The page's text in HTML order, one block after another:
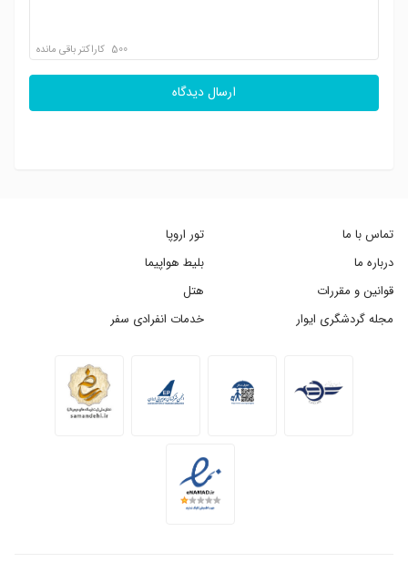
500 کاراکتر باقی مانده
ارسال دیدگاه
تماس با ما
درباره ما
قوانین و مقررات
مجله گردشگری ایوار
تور اروپا
بلیط هواپیما
هتل
خدمات انفرادی سفر